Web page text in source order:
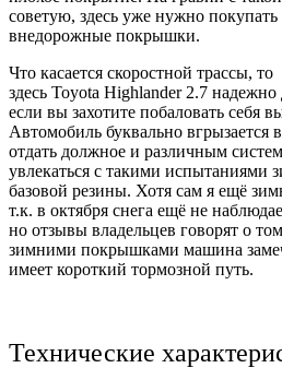
советую, здесь уже нужно покупать
внедорожные покрышки.
Что касается скоростной трассы, то
здесь Toyota Highlander 2.7
если вы захотите побаловать себя
Автомобиль буквально вгрызается
отдать должное и различным
увлекаться с такими испытаниями
базовой резины. Хотя сам я ещё
т.к. в октября снега ещё не
но отзывы владельцев говорят о
зимними покрышками машина
имеет короткий тормозной путь.
Технические